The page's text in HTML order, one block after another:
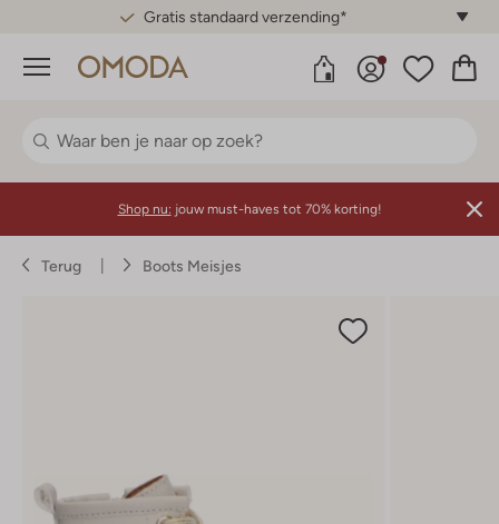
Gratis standaard verzending*
Menu
Shop nu: jouw must-haves tot 70% korting!
Terug Boots Meisjes